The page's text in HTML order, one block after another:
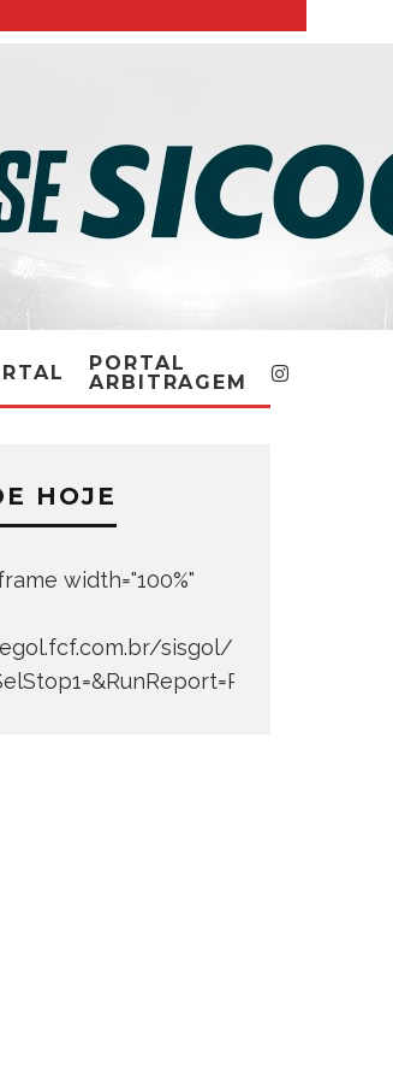
PORTAL
ARBITRAGEM
HOJE
width="100%"
sisgol/